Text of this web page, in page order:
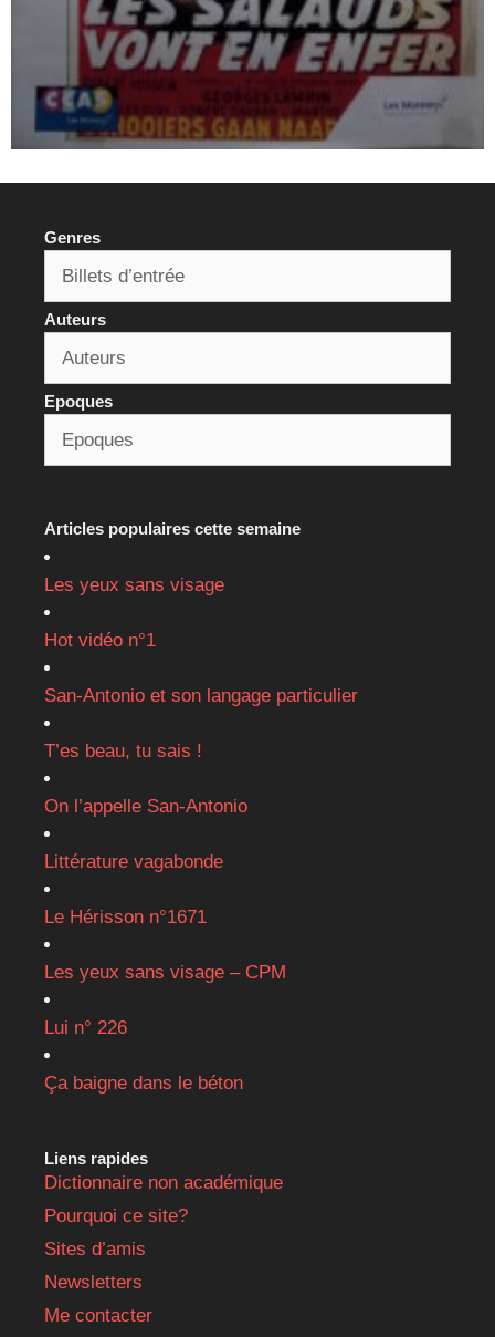
Genres
Auteurs
Epoques
Articles populaires cette semaine
Les yeux sans visage
Hot vidéo n°1
San-Antonio et son langage particulier
T’es beau, tu sais !
On l’appelle San-Antonio
Littérature vagabonde
Le Hérisson n°1671
Les yeux sans visage – CPM
Lui n° 226
Ça baigne dans le béton
Liens rapides
Dictionnaire non académique
Pourquoi ce site?
Sites d’amis
Newsletters
Me contacter